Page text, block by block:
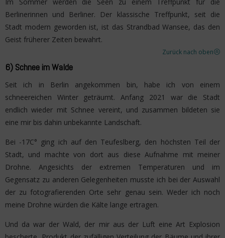
Im Sommer werden die Seen zu einem Treffpunkt für die
Berlinerinnen und Berliner. Der klassische Treffpunkt, seit die
Stadt modern geworden ist, ist das Strandbad Wansee, das den
Geist früherer Zeiten bewahrt.
Zurück nach oben>
6) Schnee im Walde
Seit ich in Berlin angekommen bin, habe ich von einem
schneereichen Winter geträumt. Anfang 2021 war die Stadt
endlich wieder mit Schnee vereint, und zusammen bildeten sie
eine mir bis dahin unbekannte Landschaft.
Bei -17C° ging ich auf den Teufeslberg, den höchsten Teil der
Stadt, und machte von dort aus diese Aufnahme mit meiner
Drohne. Angesichts der extremen Temperaturen und im
Gegensatz zu anderen Gelegenheiten musste ich bei der Auswahl
der zu fotografierenden Orte sehr genau sein. Weder ich noch
meine Drohne würden die Kälte lange ertragen.
Und da war der Wald, der mir aus der Luft eine Art Explosion